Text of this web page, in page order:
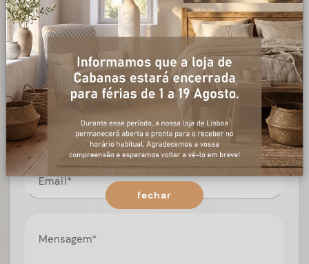
+ informações
Preencha o formulário, e num curto espaço de tempo,
temos respostas para todas as suas questões.
fechar